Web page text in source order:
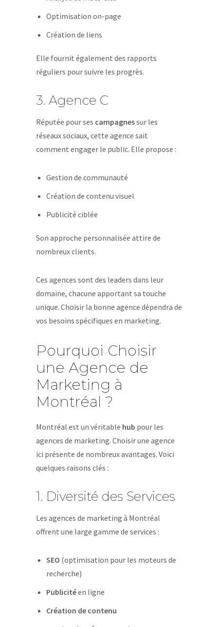
Optimisation on-page
Création de liens
Elle fournit également des rapports
réguliers pour suivre les progrès.
3. Agence C
Réputée pour ses campagnessur les
réseaux sociaux, cette agence sait
comment engager le public. Elle propose :
Gestion de communauté
Création de contenu visuel
Publicité ciblée
Son approche personnalisée attire de
nombreux clients.
Ces agences sont des leaders dans leur
domaine, chacune apportant sa touche
unique. Choisir la bonne agence dépendra de
vos besoins spécifiques en marketing.
Pourquoi Choisir
une Agence de
Marketing à
Montréal ?
Montréal est un véritable hub pour les
agences de marketing. Choisir une agence
ici présente de nombreux avantages. Voici
quelques raisons clés :
1. Diversité des Services
Les agences de marketing à Montréal
offrent une large gamme de services :
SEO (optimisation pour les moteurs de
recherche)
Publicitéen ligne
Création de contenu